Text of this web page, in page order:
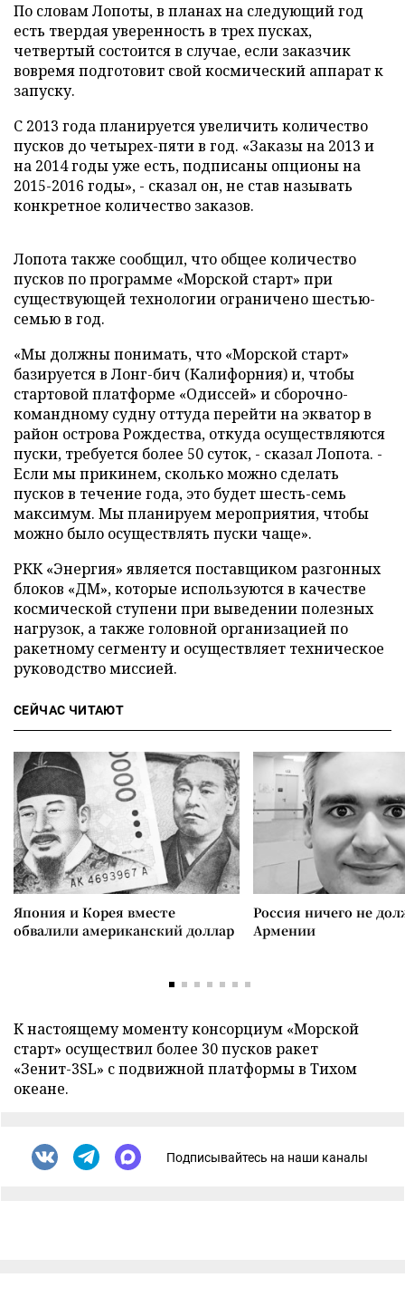
По словам Лопоты, в планах на следующий год
есть твердая уверенность в трех пусках,
четвертый состоится в случае, если заказчик
вовремя подготовит свой космический аппарат к
запуску.
С 2013 года планируется увеличить количество
пусков до четырех-пяти в год. «Заказы на 2013 и
на 2014 годы уже есть, подписаны опционы на
2015-2016 годы», - сказал он, не став называть
конкретное количество заказов.
Лопота также сообщил, что общее количество
пусков по программе «Морской старт» при
существующей технологии ограничено шестью-
семью в год.
«Мы должны понимать, что «Морской старт»
базируется в Лонг-бич (Калифорния) и, чтобы
стартовой платформе «Одиссей» и сборочно-
командному судну оттуда перейти на экватор в
район острова Рождества, откуда осуществляются
пуски, требуется более 50 суток, - сказал Лопота. -
Если мы прикинем, сколько можно сделать
пусков в течение года, это будет шесть-семь
максимум. Мы планируем мероприятия, чтобы
можно было осуществлять пуски чаще».
РКК «Энергия» является поставщиком разгонных
блоков «ДМ», которые используются в качестве
космической ступени при выведении полезных
нагрузок, а также головной организацией по
ракетному сегменту и осуществляет техническое
руководство миссией.
СЕЙЧАС ЧИТАЮТ
Япония и Корея вместе
обвалили американский доллар
Россия ничего не
Армении
К настоящему моменту консорциум «Морской
старт» осуществил более 30 пусков ракет
«Зенит-3SL» с подвижной платформы в Тихом
океане.
Подписывайтесь на наши каналы